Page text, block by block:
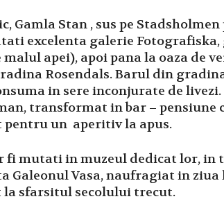
Gamla Stan , sus pe Stadsholmen
excelenta galerie
apei), apoi pana la oaza de
Rosendals. Barul din
in sere inconjurate de livezi.
transformat in bar – pensiune
pentru un aperitiv la apus.
fi mutati in muzeul dedicat lor, in
Galeonul Vasa, naufragiat in
la sfarsitul secolului trecut.